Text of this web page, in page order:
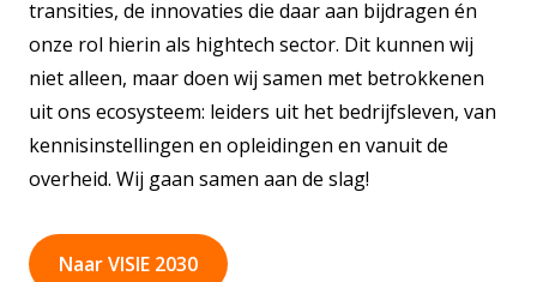
transities, de innovaties die daar aan bijdragen én
onze rol hierin als hightech sector. Dit kunnen wij
niet alleen, maar doen wij samen met betrokkenen
uit ons ecosysteem: leiders uit het bedrijfsleven, van
kennisinstellingen en opleidingen en vanuit de
overheid. Wij gaan samen aan de slag!
Naar VISIE 2030